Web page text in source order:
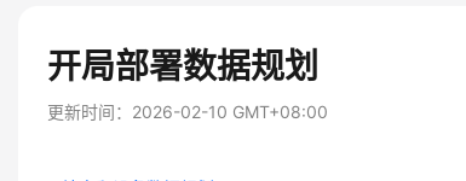
开局部署数据规划
更新时间： 2026-02-10 GMT+08:00